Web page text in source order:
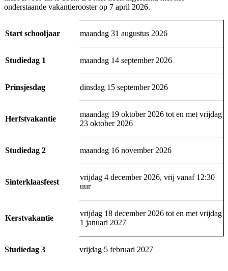
onderstaande vakantierooster op 7 april 2026.
Start schooljaar maandag 31 augustus 2026
Studiedag 1 maandag 14 september 2026
Prinsjesdag dinsdag 15 september 2026
Herfstvakantie
maandag 19 oktober 2026 tot en met vrijdag
23 oktober 2026
Studiedag 2 maandag 16 november 2026
Sinterklaasfeest
vrijdag 4 december 2026, vrij vanaf 12:30
uur
Kerstvakantie
vrijdag 18 december 2026 tot en met vrijdag
1 januari 2027
Studiedag 3 vrijdag 5 februari 2027